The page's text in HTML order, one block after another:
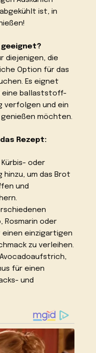
ist, in
geeignet?
diejenigen, die
Option für das
Es eignet
eine ballaststoff-
verfolgen und ein
möchten.
Rezept:
oder
hinzu, um das Brot
und
Rosmarin oder
einen einzigartigen
zu verleihen.
für einen
und